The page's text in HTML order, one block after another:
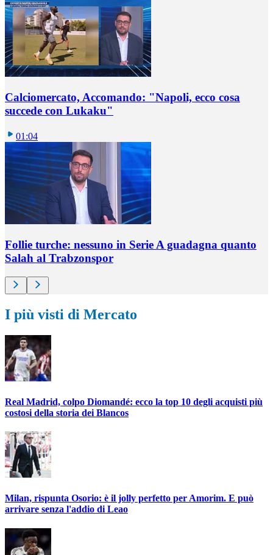
Calciomercato, Accomando: "Napoli, ecco cosa
succede con Lukaku"
01:04
Follie turche: nessuno in Serie A guadagna quanto
Salah al Trabzonspor
I più visti di Mercato
Real Madrid, colpo Diomandé: ecco la top 10 degli acquisti più
costosi della storia dei Blancos
Milan, rispunta Osorio: è il jolly perfetto per Amorim. E può
arrivare senza l'addio di Leao